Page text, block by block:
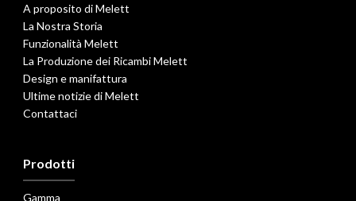
A proposito di Melett
La Nostra Storia
Funzionalità Melett
La Produzione dei Ricambi Melett
Design e manifattura
Ultime notizie di Melett
Contattaci
Prodotti
Gamma